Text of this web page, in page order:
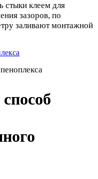
клеем для
зазоров, по
заливают монтажной